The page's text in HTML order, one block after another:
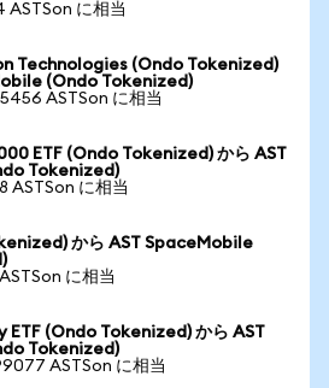
ASTSon に相当
Technologies (Ondo Tokenized)
(Ondo Tokenized)
ASTSon に相当
ETF (Ondo Tokenized) から AST
Tokenized)
ASTSon に相当
から AST SpaceMobile
に相当
ETF (Ondo Tokenized) から AST
Tokenized)
ASTSon に相当